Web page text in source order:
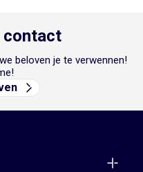
contact
beloven je te verwennen!